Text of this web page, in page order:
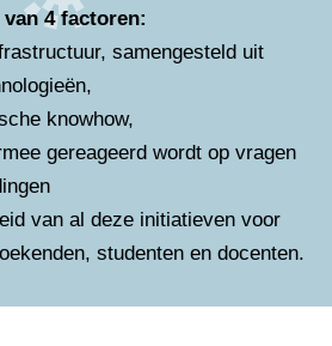
4 factoren:
samengesteld uit
knowhow,
gereageerd wordt op vragen
van al deze initiatieven voor
studenten en docenten.